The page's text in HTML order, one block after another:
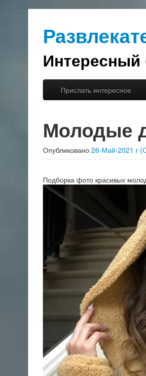
Интересный
Главное меню
Прислать интересное
Молодые
Опубликовано 26-Май-2021 г
Подборка фото красивых